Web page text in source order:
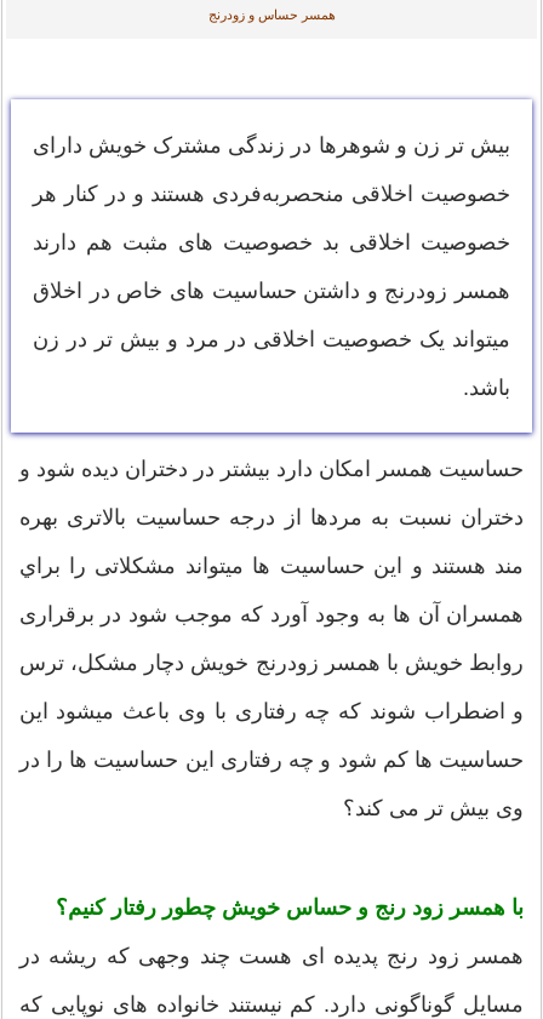
همسر حساس و زودرنج
بیش تر زن و شوهرها در زندگی مشترک خویش دارای
خصوصیت اخلاقی منحصربه‌فردی هستند و در کنار هر
خصوصیت اخلاقی بد خصوصیت های مثبت هم دارند
همسر زودرنج و داشتن حساسیت های خاص در اخلاق
میتواند یک خصوصیت اخلاقی در مرد و بیش تر در زن
باشد.
حساسیت همسر امکان دارد بیشتر در دختران دیده شود و
دختران نسبت به مردها از درجه حساسیت بالاتری بهره
مند هستند و این حساسیت ها میتواند مشکلاتی را براي
همسران آن ها به وجود آورد که موجب شود در برقراری
روابط خویش با همسر زودرنج خویش دچار مشکل، ترس
و اضطراب شوند که چه رفتاری با وی باعث ميشود این
حساسیت ها کم شود و چه رفتاری این حساسیت ها را در
وی بیش تر می کند؟
با همسر زود رنج و حساس خویش چطور رفتار کنیم؟
همسر زود رنج پدیده ای هست چند وجهی که ریشه در
مسایل گوناگونی دارد. کم نیستند خانواده های نوپایی که